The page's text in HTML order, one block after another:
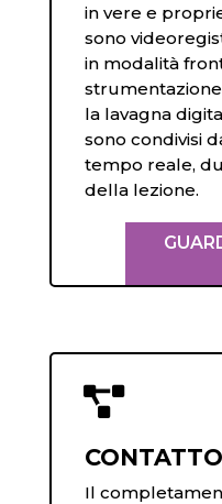
in vere e
sono
in modalità
la lavagna
sono condivisi
tempo reale,
della lezione.

Il